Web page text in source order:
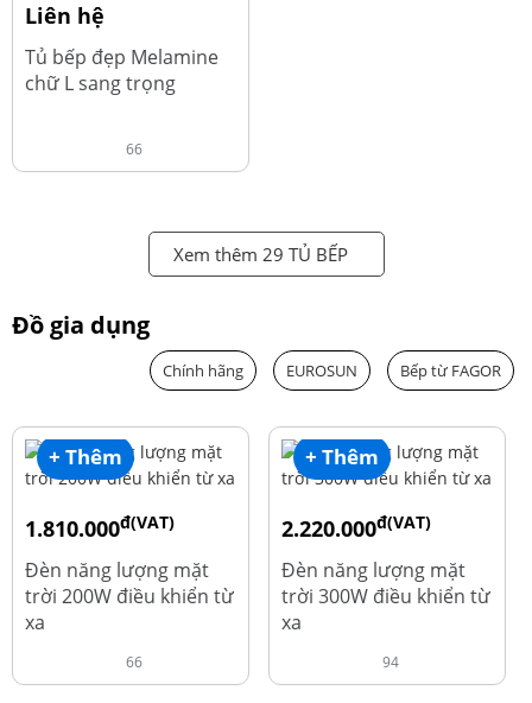
Liên hệ
Tủ bếp đẹp Melamine
chữ L sang trọng
66
Xem thêm 29 TỦ BẾP
Đồ gia dụng
Chính hãng EUROSUN Bếp từ FAGOR
+ Thêm
1.810.000đ(VAT)
1.960.000
Đèn năng lượng mặt
trời 200W điều khiển từ
xa
66
+ Thêm
2.220.000đ(VAT)
2.390.000
Đèn năng lượng mặt
trời 300W điều khiển từ
xa
94